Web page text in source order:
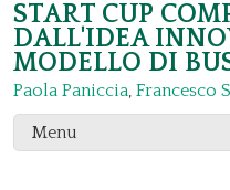
START CUP
DALL'IDEA
MODELLO DI
Paola Paniccia, Francesco
Menu